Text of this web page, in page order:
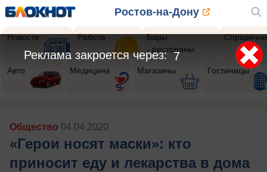
Ростов-на-Дону
Новости Работа
Бары
- рестораны
Авто Медицина Магазины Гостиницы
Общество 04.04.2020
«Герои носят маски»: кто
приносит еду и лекарства в дома
5
Реклама закроется через: